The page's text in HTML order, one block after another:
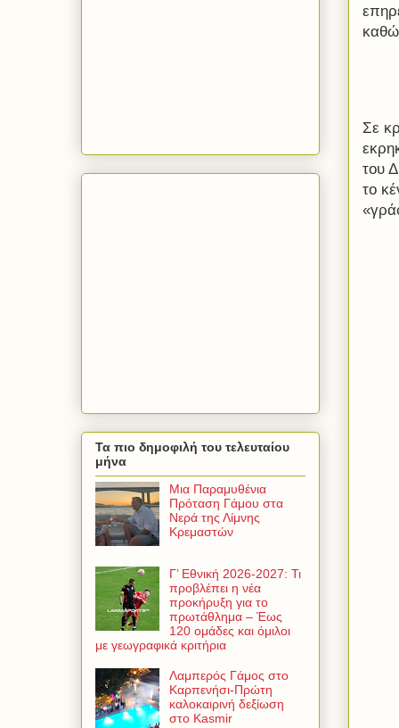
Σε
του
το
Τα πιο δημοφιλή του τελευταίου
μήνα
Μια Παραμυθένια
Πρόταση Γάμου στα
Νερά της Λίμνης
Κρεμαστών
Γ’ Εθνική 2026-2027: Τι
προβλέπει η νέα
προκήρυξη για το
πρωτάθλημα – Έως
120 ομάδες και όμιλοι
με γεωγραφικά κριτήρια
Λαμπερός Γάμος στο
Καρπενήσι-Πρώτη
καλοκαιρινή δεξίωση
στο Kasmir